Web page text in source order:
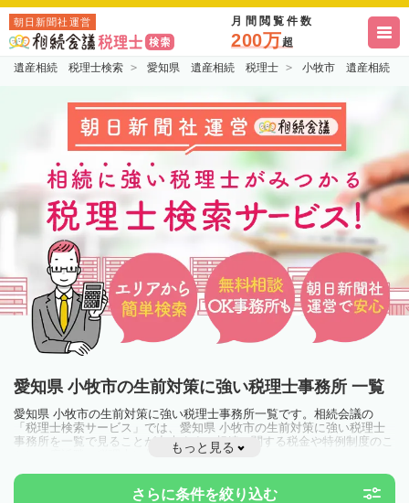
朝日新聞社運営 月間閲覧件数
200万超
遺産相続 税理士検索 愛知県 遺産相続 税理士 小牧市 遺産相続
愛知県 小牧市の生前対策に強い税理士事務所 一覧
愛知県 小牧市の生前対策に強い税理士事務所一覧です。相続会議の
「税理士検索サービス」では、愛知県 小牧市の生前対策に強い税理士
事務所を一覧で見ることが出来ます。相続に関する税金や特例制度のこ
とは一度近隣の税理士に相談してみましょう。
もっと見る
さらに条件を絞り込む